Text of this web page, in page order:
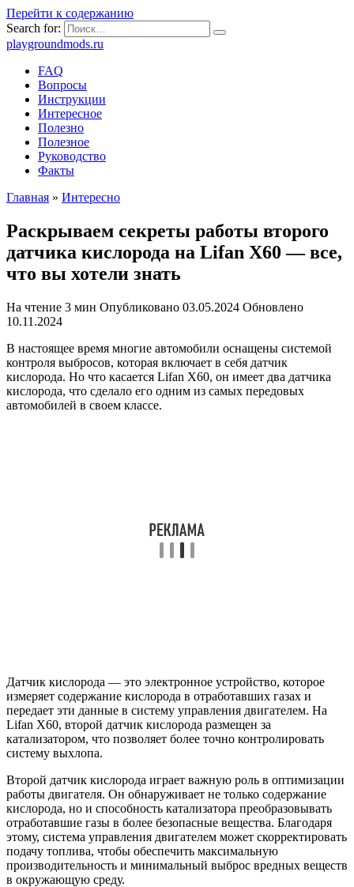
Перейти к содержанию
Search for:
playgroundmods.ru
FAQ
Вопросы
Инструкции
Интересное
Полезно
Полезное
Руководство
Факты
Главная » Интересно
Раскрываем секреты работы второго
датчика кислорода на Lifan X60 — все,
что вы хотели знать
На чтение 3 мин Опубликовано 03.05.2024 Обновлено
10.11.2024
В настоящее время многие автомобили оснащены системой
контроля выбросов, которая включает в себя датчик
кислорода. Но что касается Lifan X60, он имеет два датчика
кислорода, что сделало его одним из самых передовых
автомобилей в своем классе.
Датчик кислорода — это электронное устройство, которое
измеряет содержание кислорода в отработавших газах и
передает эти данные в систему управления двигателем. На
Lifan X60, второй датчик кислорода размещен за
катализатором, что позволяет более точно контролировать
систему выхлопа.
Второй датчик кислорода играет важную роль в оптимизации
работы двигателя. Он обнаруживает не только содержание
кислорода, но и способность катализатора преобразовывать
отработавшие газы в более безопасные вещества. Благодаря
этому, система управления двигателем может скорректировать
подачу топлива, чтобы обеспечить максимальную
производительность и минимальный выброс вредных веществ
в окружающую среду.